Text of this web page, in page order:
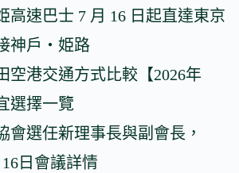
高速巴士 7 月 16 日起直達東京
神戶・姫路
空港交通方式比較【2026年
選擇一覽
會選任新理事長與副會長，
16日會議詳情